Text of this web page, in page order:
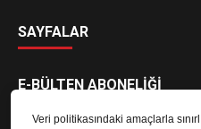
Veri politikasındaki amaçlarla
SAYFALAR
E-BÜLTEN ABONELİĞİ